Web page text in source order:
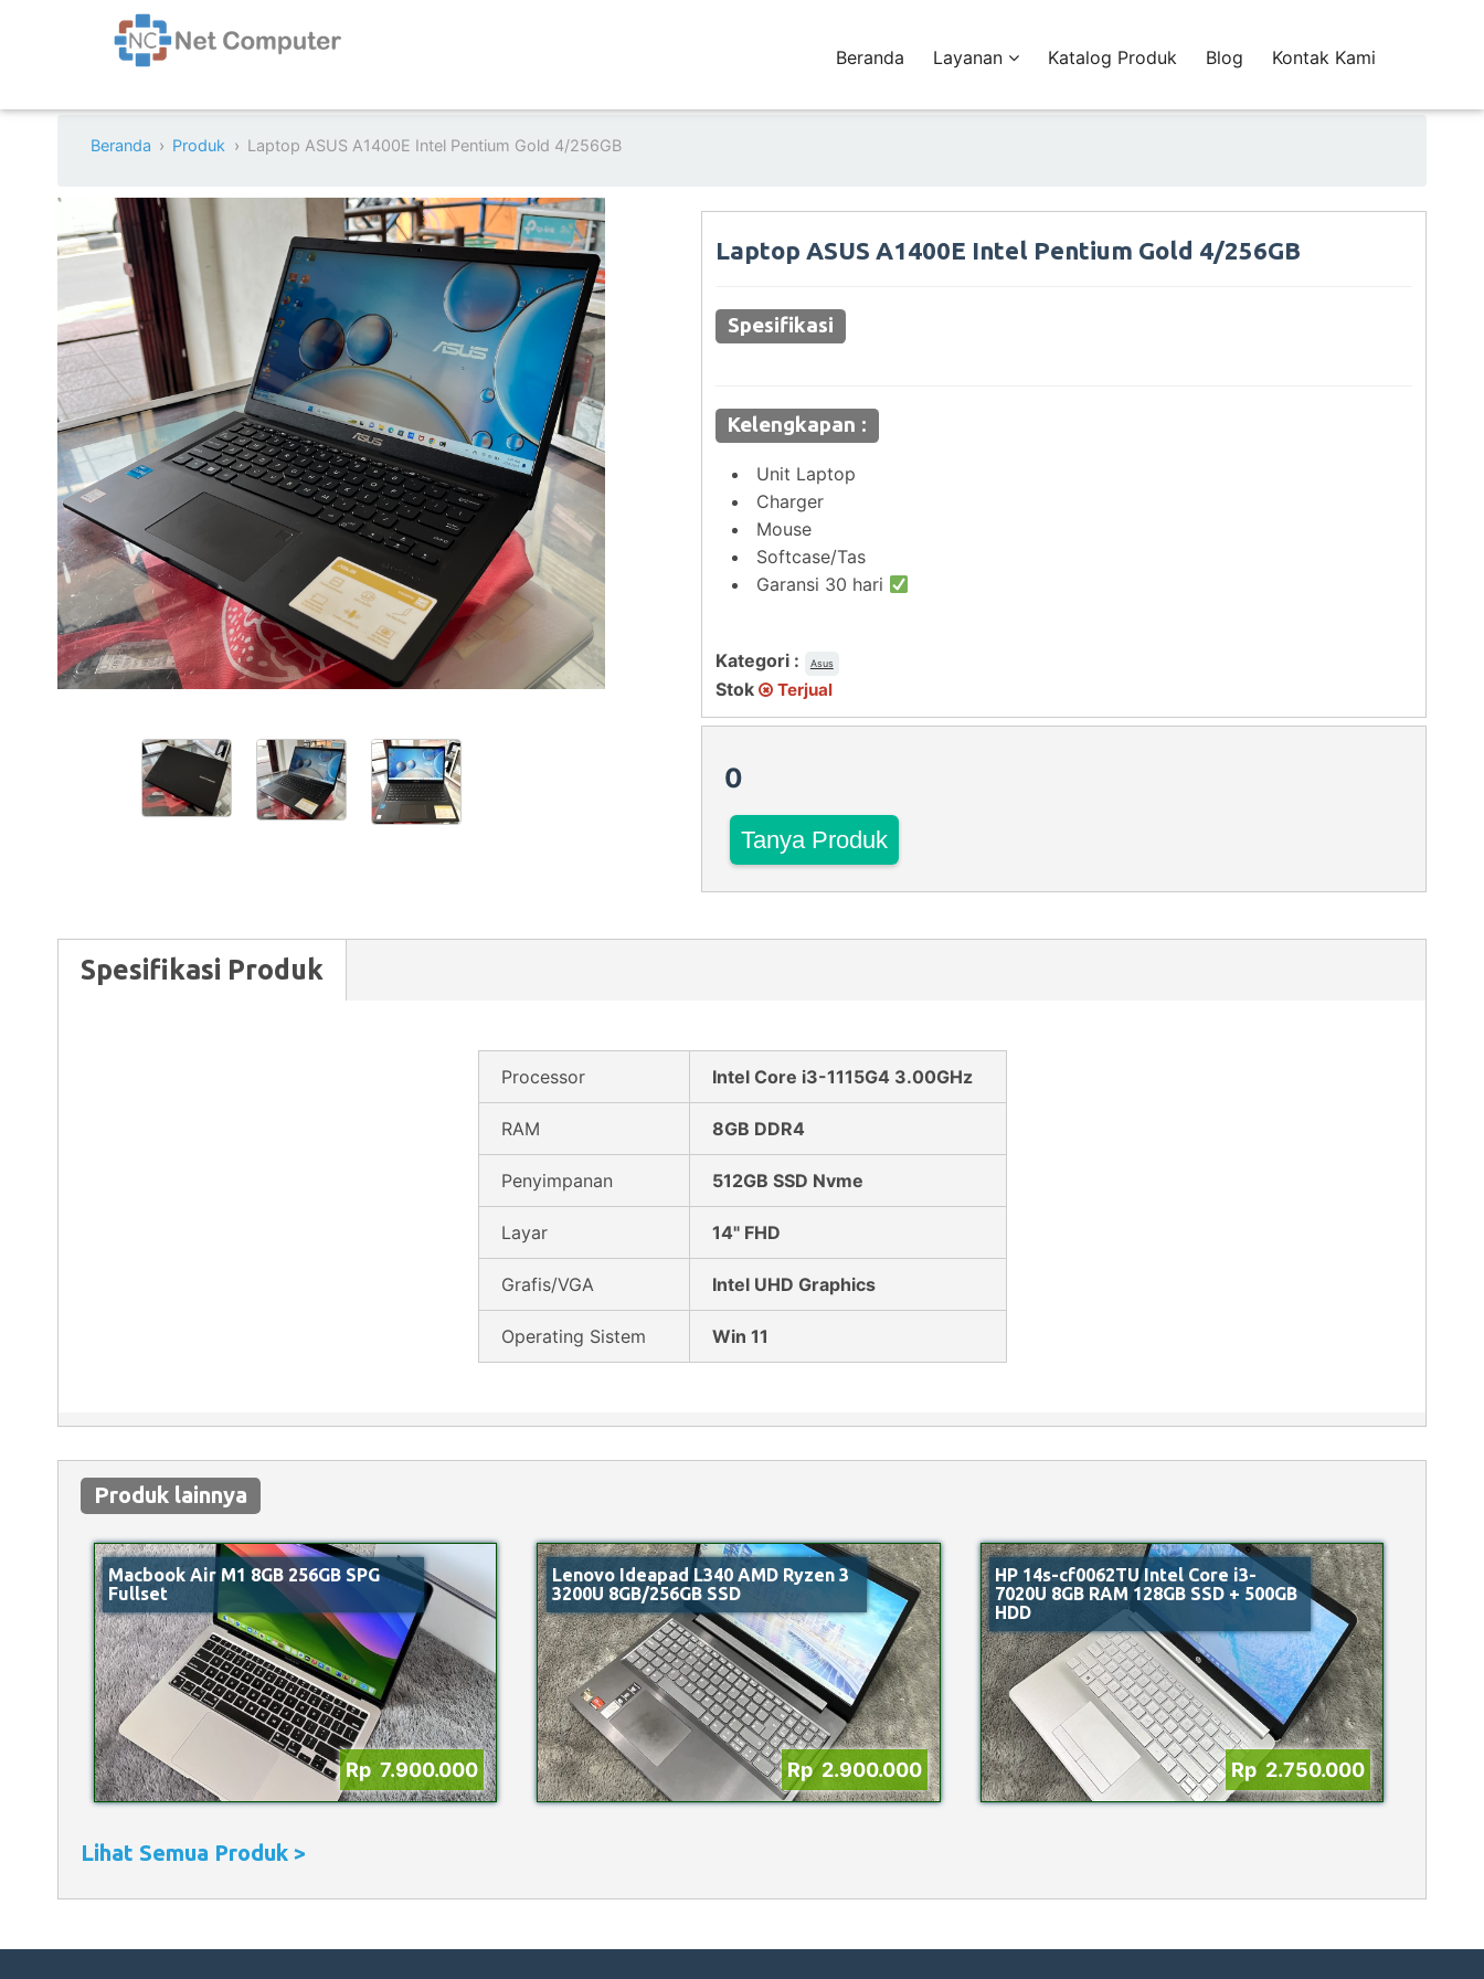
Beranda Layanan Katalog Produk Blog Kontak Kami
Beranda Produk Laptop ASUS A1400E Intel Pentium Gold 4/256GB
Laptop ASUS A1400E Intel Pentium Gold 4/256GB
Spesifikasi
Kelengkapan :
Unit Laptop
Charger
Mouse
Softcase/Tas
Garansi 30 hari
Kategori : Asus
Stok Terjual
0
Tanya Produk
Spesifikasi Produk
Processor Intel Core i3-1115G4 3.00GHz
RAM 8GB DDR4
Penyimpanan 512GB SSD Nvme
Layar 14" FHD
Grafis/VGA Intel UHD Graphics
Operating Sistem Win 11
Produk lainnya
Macbook Air M1 8GB 256GB SPG
Fullset
Rp 7.900.000
Lenovo Ideapad L340 AMD Ryzen 3
3200U 8GB/256GB SSD
Rp 2.900.000
HP 14s-cf0062TU Intel Core i3-
7020U 8GB RAM 128GB SSD + 500GB
HDD
Rp 2.750.000
Lihat Semua Produk >